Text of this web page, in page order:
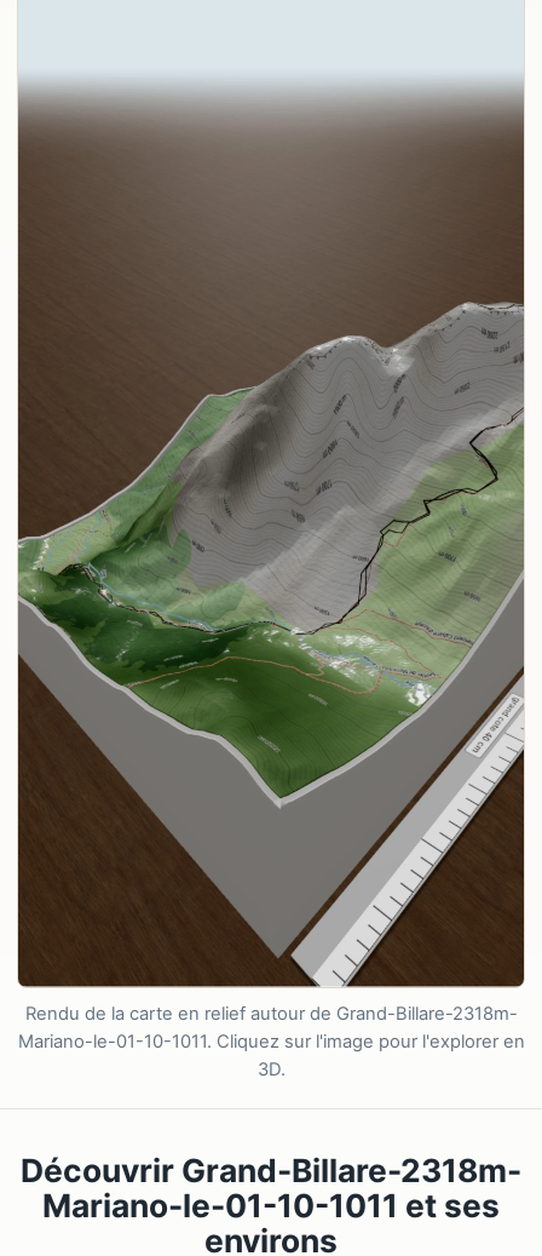
Rendu de la carte en relief autour de Grand-Billare-2318m-
Mariano-le-01-10-1011. Cliquez sur l'image pour l'explorer en
3D.
Découvrir Grand-Billare-2318m-
Mariano-le-01-10-1011 et ses
environs